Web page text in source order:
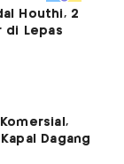
Houthi, 2
di Lepas
Dagang